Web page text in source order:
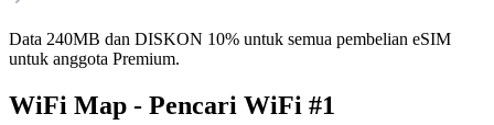
Data 240MB dan DISKON 10% untuk semua pembelian eSIM
untuk anggota Premium.
WiFi Map - Pencari WiFi #1